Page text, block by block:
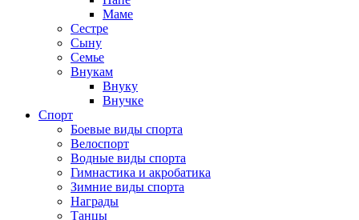
Маме
Сестре
Сыну
Семье
Внукам
Внуку
Внучке
Спорт
Боевые виды спорта
Велоспорт
Водные виды спорта
Гимнастика и акробатика
Зимние виды спорта
Награды
Танцы